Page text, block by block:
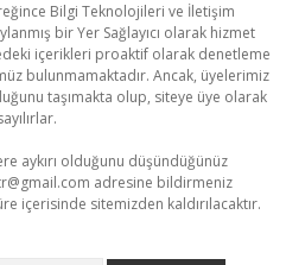
Bilgi Teknolojileri ve İletişim
bir Yer Sağlayıcı olarak hizmet
içerikleri proaktif olarak denetleme
bulunmamaktadır. Ancak, üyelerimiz
taşımakta olup, siteye üye olarak
aykırı olduğunu düşündüğünüz
adresine bildirmeniz
içerisinde sitemizden kaldırılacaktır.